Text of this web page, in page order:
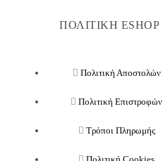
ΠΟΛΙΤΙΚΗ ESHOP
Πολιτική Αποστολών
Πολιτική Επιστροφών
Τρόποι Πληρωμής
Πολιτική Cookies